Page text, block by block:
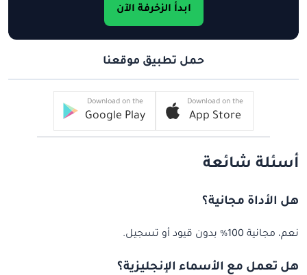
ابدأ الزخرفة الآن
حمل تطبيق موقعنا
Download on the
App Store
Download on the
Google Play
أسئلة شائعة
هل الأداة مجانية؟
نعم، مجانية 100% بدون قيود أو تسجيل.
هل تعمل مع الأسماء الإنجليزية؟